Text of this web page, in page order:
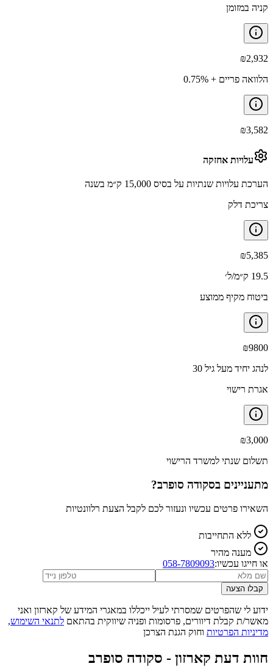
קניה במזומן
₪2,932
הלוואה פריים + 0.75%
₪3,582
עלויות אחזקה
הערכת עלויות שנתיות על בסיס 15,000 ק״מ בשנה
צריכת דלק
₪5,385
19.5 ק״מ/ל׳
ביטוח מקיף ממוצע
₪9800
לנהג יחיד מעל גיל 30
אגרת רישוי
₪3,000
תשלום שנתי למשרד הרישוי
מתעניינים בסקודה סופרב?
השאירו פרטים עכשיו ונעזור לכם לקבל הצעת רלוונטיות
ללא התחייבות
מענה מהיר
או חייגו עכשיו:058-7809093
קבלו הצעה
ידוע לי שהפרטים שמסרתי לעיל ייכללו במאגרי המידע של קארזון ואני
מאשר/ת קבלת דיוורים, פרסומות ופניה שיווקית בהתאם לתנאי השימוש,
מדיניות הפרטיות וחוק הגנת הצרכן
חוות דעת קארזון - סקודה סופרב